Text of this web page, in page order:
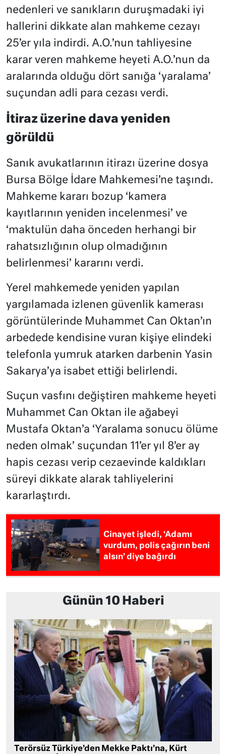
nedenleri ve sanıkların duruşmadaki iyi
hallerini dikkate alan mahkeme cezayı
25’er yıla indirdi. A.O.’nun tahliyesine
karar veren mahkeme heyeti A.O.’nun da
aralarında olduğu dört sanığa ‘yaralama’
suçundan adli para cezası verdi.
İtiraz üzerine dava yeniden
görüldü
Sanık avukatlarının itirazı üzerine dosya
Bursa Bölge İdare Mahkemesi’ne taşındı.
Mahkeme kararı bozup ‘kamera
kayıtlarının yeniden incelenmesi’ ve
‘maktulün daha önceden herhangi bir
rahatsızlığının olup olmadığının
belirlenmesi’ kararını verdi.
Yerel mahkemede yeniden yapılan
yargılamada izlenen güvenlik kamerası
görüntülerinde Muhammet Can Oktan’ın
arbedede kendisine vuran kişiye elindeki
telefonla yumruk atarken darbenin Yasin
Sakarya’ya isabet ettiği belirlendi.
Suçun vasfını değiştiren mahkeme heyeti
Muhammet Can Oktan ile ağabeyi
Mustafa Oktan’a ‘Yaralama sonucu ölüme
neden olmak’ suçundan 11’er yıl 8’er ay
hapis cezası verip cezaevinde kaldıkları
süreyi dikkate alarak tahliyelerini
kararlaştırdı.
Cinayet işledi, ‘Adamı
vurdum, polis çağırın beni
alsın’ diye bağırdı
Günün 10 Haberi
Terörsüz Türkiye’den Mekke Paktı’na, Kürt